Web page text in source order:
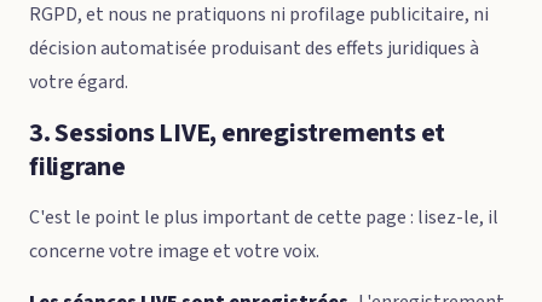
RGPD, et nous ne pratiquons ni profilage publicitaire, ni
décision automatisée produisant des effets juridiques à
votre égard.
3. Sessions LIVE, enregistrements et
filigrane
C'est le point le plus important de cette page : lisez-le, il
concerne votre image et votre voix.